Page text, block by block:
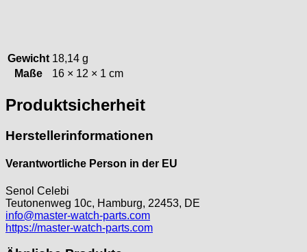
Gewicht 18,14 g
Maße
16 × 12 × 1 cm
Produktsicherheit
Herstellerinformationen
Verantwortliche Person in der EU
Senol Celebi
Teutonenweg 10c, Hamburg, 22453, DE
info@master-watch-parts.com
https://master-watch-parts.com